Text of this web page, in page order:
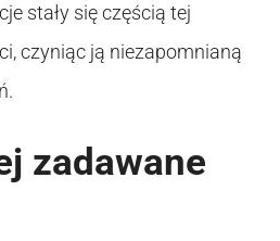
stały się częścią tej
czyniąc ją niezapomnianą
zadawane